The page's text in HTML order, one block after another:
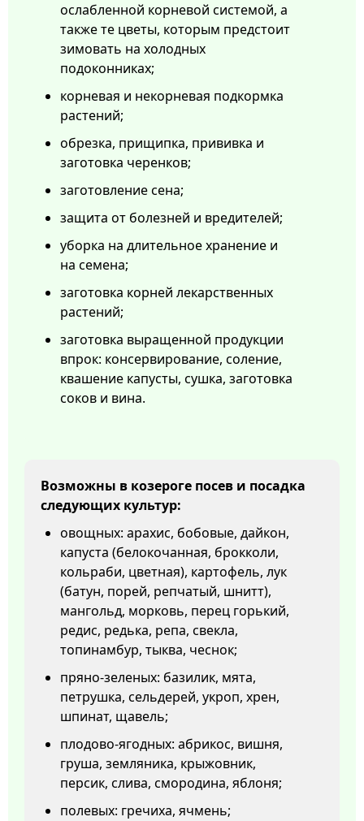
ослабленной корневой системой, а
также те цветы, которым предстоит
зимовать на холодных
подоконниках;
корневая и некорневая подкормка
растений;
обрезка, прищипка, прививка и
заготовка черенков;
заготовление сена;
защита от болезней и вредителей;
уборка на длительное хранение и
на семена;
заготовка корней лекарственных
растений;
заготовка выращенной продукции
впрок: консервирование, соление,
квашение капусты, сушка, заготовка
соков и вина.
Возможны в козероге посев и посадка
следующих культур:
овощных: арахис, бобовые, дайкон,
капуста (белокочанная, брокколи,
кольраби, цветная), картофель, лук
(батун, порей, репчатый, шнитт),
мангольд, морковь, перец горький,
редис, редька, репа, свекла,
топинамбур, тыква, чеснок;
пряно-зеленых: базилик, мята,
петрушка, сельдерей, укроп, хрен,
шпинат, щавель;
плодово-ягодных: абрикос, вишня,
груша, земляника, крыжовник,
персик, слива, смородина, яблоня;
полевых: гречиха, ячмень;